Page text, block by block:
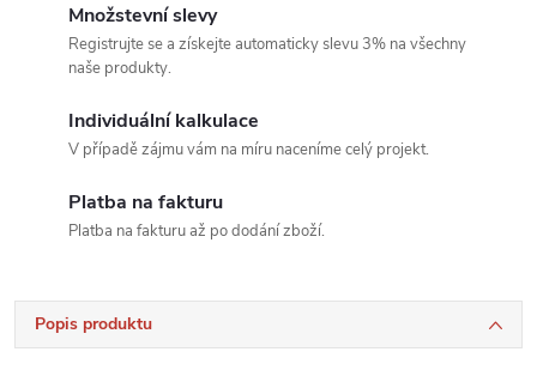
Množstevní slevy
Registrujte se a získejte automaticky slevu 3% na všechny
naše produkty.
Individuální kalkulace
V případě zájmu vám na míru naceníme celý projekt.
Platba na fakturu
Platba na fakturu až po dodání zboží.
Popis produktu